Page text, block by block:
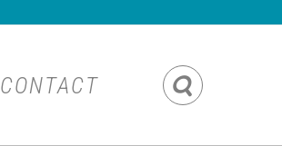
CONTACT